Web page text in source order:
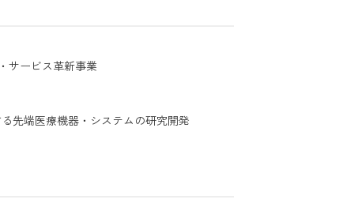
サービス革新事業
先端医療機器・システムの研究開発